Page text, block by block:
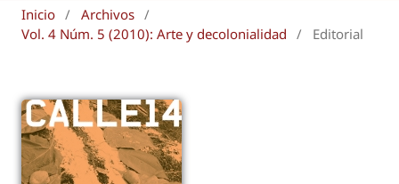
Inicio / Archivos /
Vol. 4 Núm. 5 (2010): Arte y decolonialidad
/ Editorial